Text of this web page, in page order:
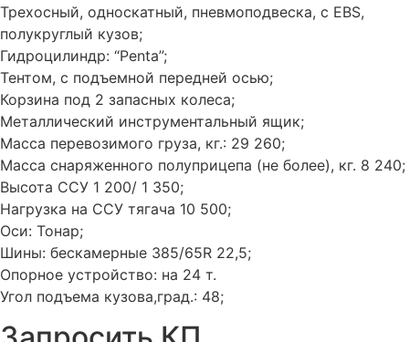
Трехосный, односкатный, пневмоподвеска, с EBS,
полукруглый кузов;
Гидроцилиндр: “Penta”;
Тентом, с подъемной передней осью;
Корзина под 2 запасных колеса;
Металлический инструментальный ящик;
Масса перевозимого груза, кг.: 29 260;
Масса снаряженного полуприцепа (не более), кг. 8 240;
Высота ССУ 1 200/ 1 350;
Нагрузка на ССУ тягача 10 500;
Оси: Тонар;
Шины: бескамерные 385/65R 22,5;
Опорное устройство: на 24 т.
Угол подъема кузова,град.: 48;